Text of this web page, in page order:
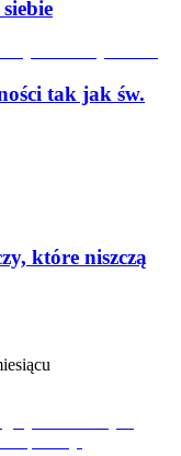
tak jak św.
które niszczą